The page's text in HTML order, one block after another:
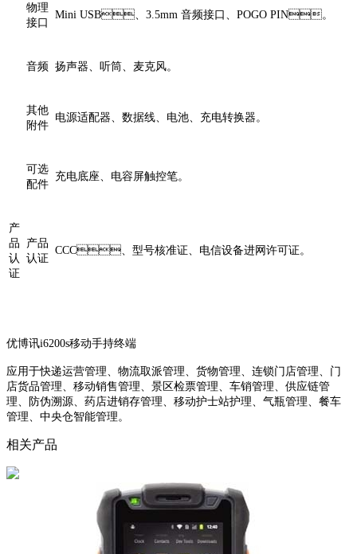
物理
接口
Mini USB、3.5mm 音频接口、POGO PIN。
音频 扬声器、听筒、麦克风。
其他
附件
电源适配器、数据线、电池、充电转换器。
可选
配件
充电底座、电容屏触控笔。
产
品
认
证
产品
认证
CCC、型号核准证、电信设备进网许可证。
优博讯i6200s移动手持终端
应用于快递运营管理、物流取派管理、货物管理、连锁门店管理、门
店货品管理、 移动销售管理 、景区检票管理、车销管理、供应链管
理、防伪溯源、药店进销存管理 、移动护士站护理、气瓶管理、餐车
管理、中央仓智能管理。
相关产品